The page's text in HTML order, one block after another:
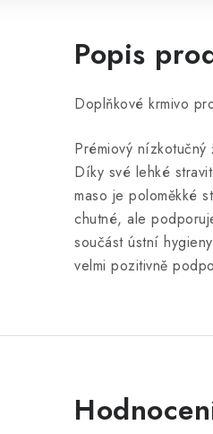
Popis
Doplňkové krmivo
Prémiový
Díky své lehké
maso je poloměkké
chutné, ale
součást ústní
velmi pozitivně